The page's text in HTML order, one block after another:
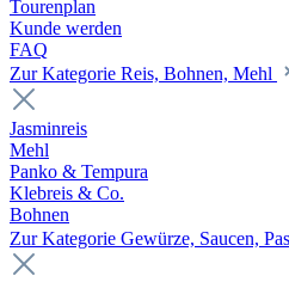
Tourenplan
Kunde werden
FAQ
Zur Kategorie Reis, Bohnen, Mehl
Jasminreis
Mehl
Panko & Tempura
Klebreis & Co.
Bohnen
Zur Kategorie Gewürze, Saucen,